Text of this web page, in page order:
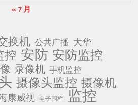
« 7 月
换机 公共广播 大华
控 安防 安防监控
录像机 手机监控
摄像头监控 摄像机
康威视 电子围栏 监控